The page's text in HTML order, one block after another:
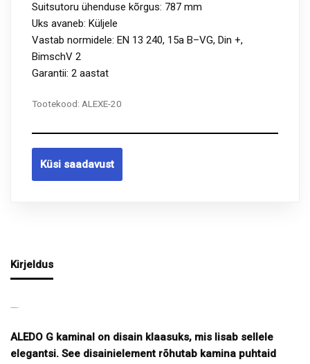
Suitsutoru ühenduse kõrgus: 787 mm
Uks avaneb: Küljele
Vastab normidele: EN 13 240, 15a B–VG, Din +,
BimschV 2
Garantii: 2 aastat
Tootekood: ALEXE-20
Küsi saadavust
Kirjeldus
ALEDO G kaminal on disain klaasuks, mis lisab sellele
elegantsi. See disainielement rõhutab kamina puhtaid